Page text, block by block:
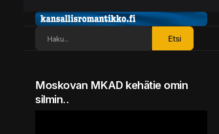
Etsi
Moskovan MKAD kehätie omin
silmin..